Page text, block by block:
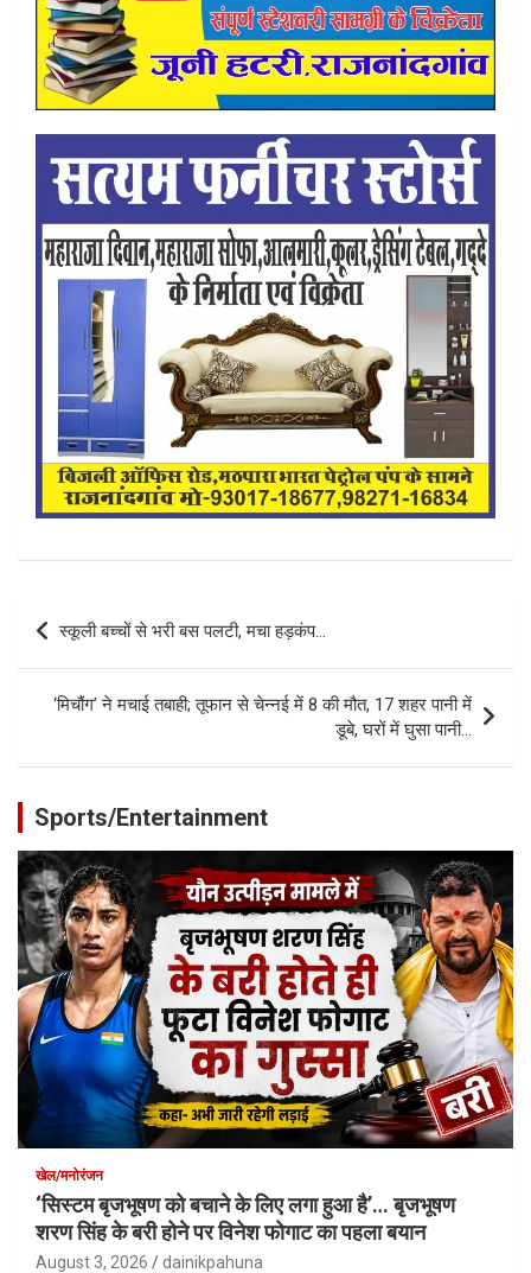
Post
navigation
स्कूली बच्चों से भरी बस पलटी, मचा हड़कंप…
‘मिचौंग’ ने मचाई तबाही; तूफान से चेन्नई में 8 की मौत, 17 शहर पानी में
डूबे, घरों में घुसा पानी…
Sports/Entertainment
खेल/मनोरंजन
‘सिस्टम बृजभूषण को बचाने के लिए लगा हुआ है’… बृजभूषण
शरण सिंह के बरी होने पर विनेश फोगाट का पहला बयान
August 3, 2026 dainikpahuna